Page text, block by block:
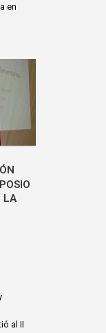
en
LA
al II